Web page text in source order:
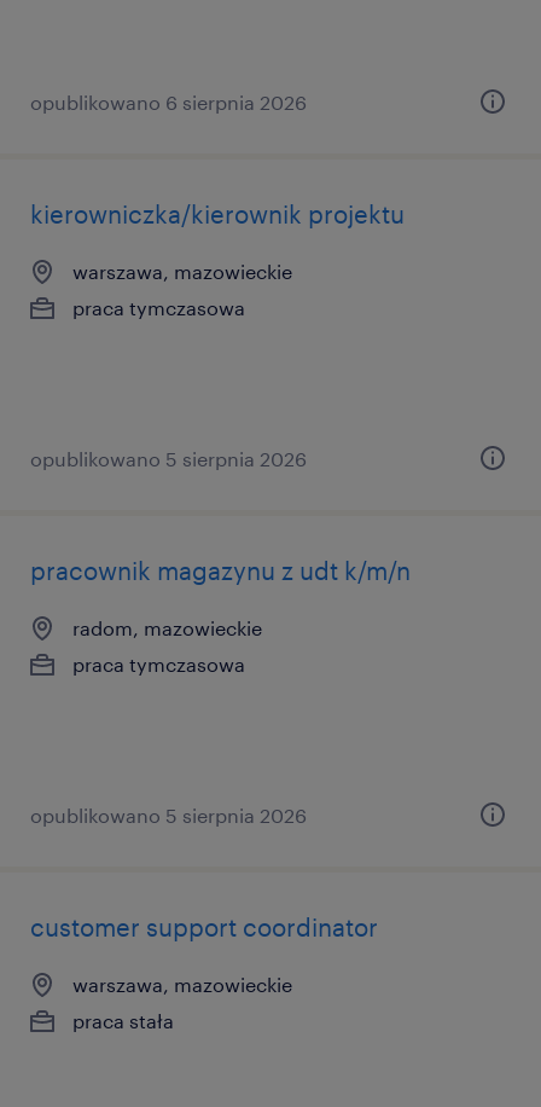
opublikowano 6 sierpnia 2026
kierowniczka/kierownik projektu
warszawa, mazowieckie
praca tymczasowa
opublikowano 5 sierpnia 2026
pracownik magazynu z udt k/m/n
radom, mazowieckie
praca tymczasowa
opublikowano 5 sierpnia 2026
customer support coordinator
warszawa, mazowieckie
praca stała